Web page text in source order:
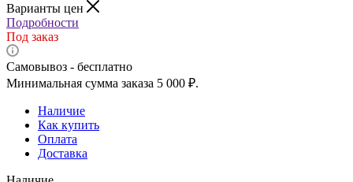
Варианты цен
Подробности
Под заказ
Самовывоз - бесплатно
Минимальная сумма заказа 5 000 ₽.
Наличие
Как купить
Оплата
Доставка